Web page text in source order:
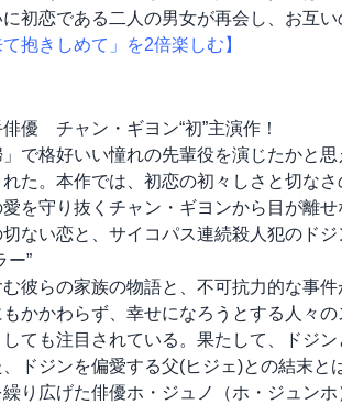
初恋である二人の男女が再会し、お互
て抱きしめて」を2倍楽しむ】
優 チャン・ギヨン“初”主演作！
」で格好いい憧れの先輩役を演じたかと
た。本作では、初恋の初々しさと切な
を守り抜くチャン・ギヨンから目が離せ
ない恋と、サイコパス連続殺人犯のド
ー”
む彼らの家族の物語と、不可抗力的な事
かかわらず、幸せになろうとする人々
ても注目されている。果たして、ドジ
ドジンを偏愛する父(ヒジェ)との結末と
り広げた俳優ホ・ジュノ（ホ・ジュンホ